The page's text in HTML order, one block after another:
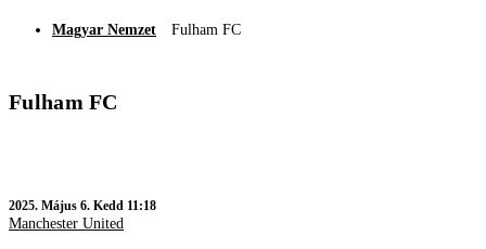
Magyar Nemzet Fulham FC
Fulham FC
2025. Május 6. Kedd 11:18
Manchester United